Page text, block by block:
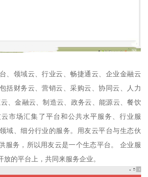
、领域云、行业云、畅捷通云、企业金融云
括财务云、营销云、采购云、协同云、人力
、金融云、制造云、政务云、能源云、餐饮
市场汇集了平台和公共水平服务、行业服
域、细分行业的服务。用友云平台与生态伙
服务，所以用友云是一个生态平台。 企业服
的平台上，共同来服务企业。